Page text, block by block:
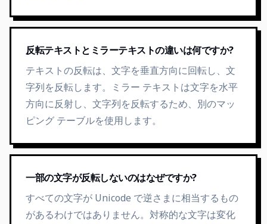
反転テキストとミラーテキストの違いは何ですか?
テキストの反転は、文字を垂直方向に回転し、文
字列を反転します。ミラー テキストは文字を水平
方向に反射し、文字列を反転するため、別のマッ
ピング テーブルを使用します。
一部の文字が反転しないのはなぜですか?
すべての文字が Unicode で逆さまに相当するもの
があるわけではありません。対称的な文字は変化